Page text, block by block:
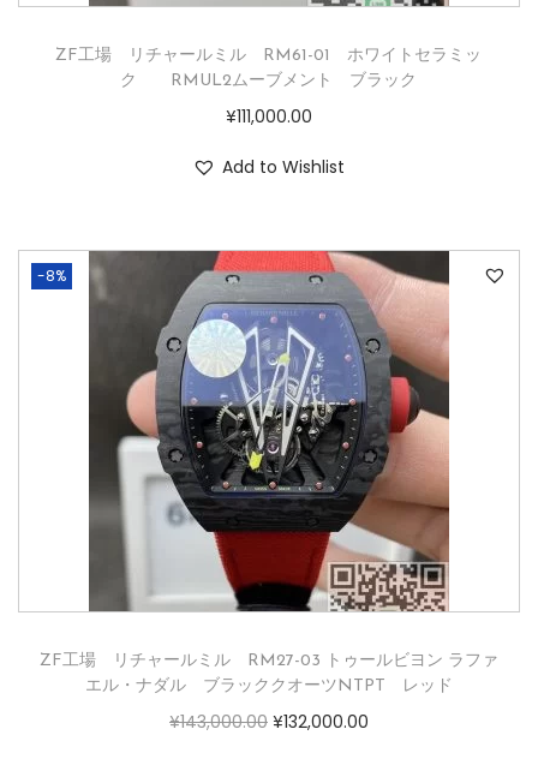
ZF工場 リチャールミル RM61-01 ホワイトセラミッ
ク RMUL2ムーブメント ブラック
¥111,000.00
Add to Wishlist
-8%
ZF工場 リチャールミル RM27-03 トゥールビヨン ラファ
エル・ナダル ブラッククオーツNTPT レッド
¥143,000.00 ¥132,000.00